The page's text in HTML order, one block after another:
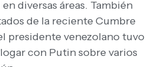
diversas áreas. También
de la reciente Cumbre
presidente venezolano tuvo
con Putin sobre varios